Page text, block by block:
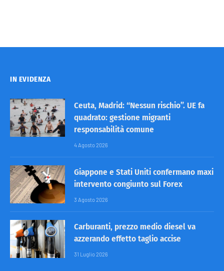
IN EVIDENZA
Ceuta, Madrid: “Nessun rischio”. UE fa
quadrato: gestione migranti
responsabilità comune
4 Agosto 2026
Giappone e Stati Uniti confermano maxi
intervento congiunto sul Forex
3 Agosto 2026
Carburanti, prezzo medio diesel va
azzerando effetto taglio accise
31 Luglio 2026